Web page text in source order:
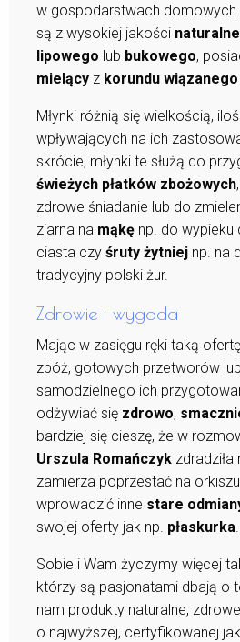
w gospodarstwach domowych.
są z wysokiej jakości
lipowego lub bukowego,
mielący z korundu
Młynki różnią się wielkością,
wpływających na ich
skrócie, młynki te służą do
świeżych płatków zbożowych,
zdrowe śniadanie lub do
ziarna na mąkę np. do
ciasta czy śruty żytniej np. na
tradycyjny polski żur.
Zdrowie i wygoda
Mając w zasięgu ręki taką
zbóż, gotowych przetworów
samodzielnego ich
odżywiać się zdrowo,
bardziej się cieszę, że w
Urszula Romańczyk zdradziła
zamierza poprzestać na
wprowadzić inne stare
swojej oferty jak np. płaskurka
Sobie i Wam życzymy więcej
którzy są pasjonatami dbają o
nam produkty naturalne,
o najwyższej, certyfikowanej